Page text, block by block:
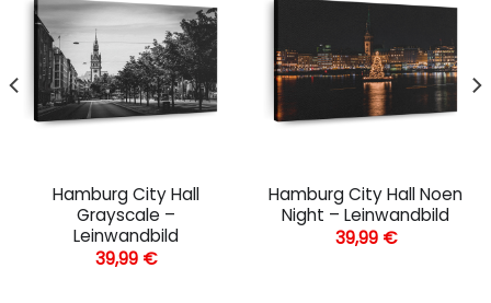
Hamburg City Hall
Grayscale –
Leinwandbild
39,99 €
Hamburg City Hall Noen
Night – Leinwandbild
39,99 €